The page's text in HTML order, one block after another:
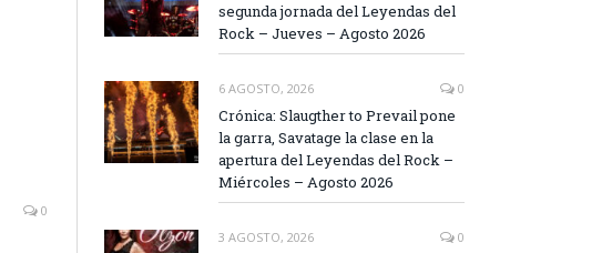
0
segunda jornada del Leyendas del
Rock – Jueves – Agosto 2026
6 AGOSTO, 2026 0
Crónica: Slaugther to Prevail pone
la garra, Savatage la clase en la
apertura del Leyendas del Rock –
Miércoles – Agosto 2026
3 AGOSTO, 2026 0